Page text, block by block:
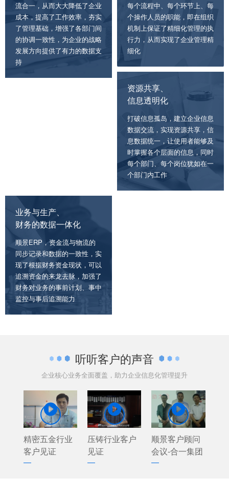
流合一，从而大大降低了企业
成本，提高了工作效率，夯实
了管理基础，增强了各部门间
的协调一致性，为企业的战略
发展方向提供了有力的数据支
持
每个流程中、每个环节上、每
个操作人员的职能，即在组织
机制上保证了精细化管理的执
行力，从而实现了企业管理精
细化
资源共享、
信息透明化
打破信息孤岛，建立企业信息
数据交流，实现资源共享，信
息数据统一，让使用者能够及
时掌握各个层面的信息，同时
每个部门、每个岗位犹如在一
个部门内工作
业务与生产、
财务的数据一体化
顺景ERP，资金流与物流的
同步记录和数据的一致性，实
现了根据财务资金现状，可以
追溯资金的来龙去脉，加强了
财务对业务的事前计划、事中
监控与事后追溯能力
听听客户的声音
企业核心业务全面覆盖，助力企业信息化管理提升

精密五金行业
客户见证

压铸行业客户
见证

顺景客户顾问
会议-合一集团